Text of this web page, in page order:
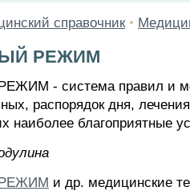
справочник •
РЕЖИМ
- система правил и
распорядок дня,
наиболее благоприятные
и др. медицинские